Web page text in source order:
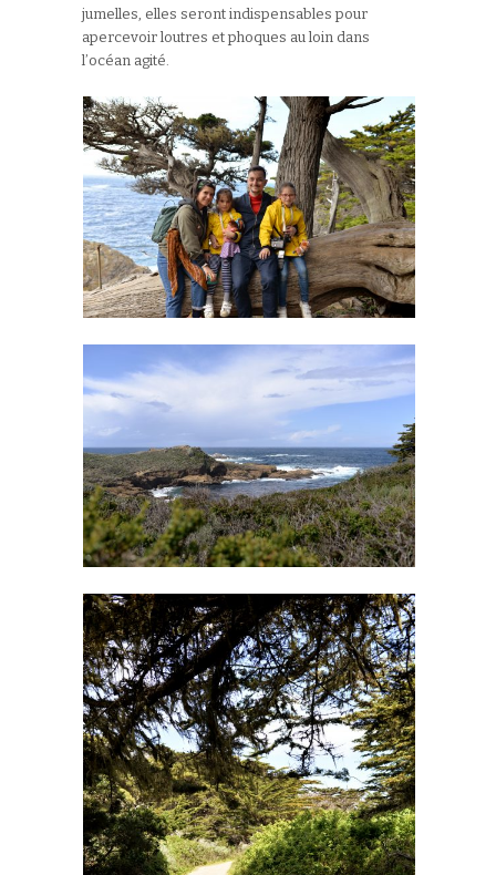
jumelles, elles seront indispensables pour
apercevoir loutres et phoques au loin dans
l’océan agité.